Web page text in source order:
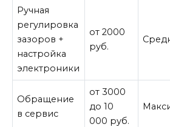
Ручная
регулировка
зазоров +
настройка
электроники
от 2000
руб.
Обращение
в сервис
от 3000
до 10
000 руб.